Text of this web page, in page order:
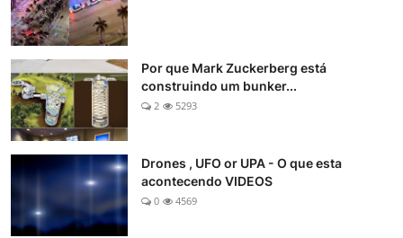
Por que Mark Zuckerberg está
construindo um bunker...
2 5293
Drones , UFO or UPA - O que esta
acontecendo VIDEOS
0 4569